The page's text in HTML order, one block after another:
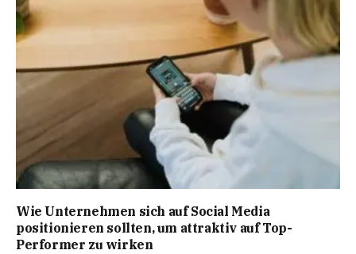
Wie Unternehmen sich auf Social Media
positionieren sollten, um attraktiv auf Top-
Performer zu wirken